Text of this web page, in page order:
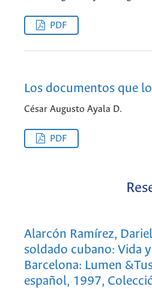
PDF
Los documentos que
César Augusto Ayala D.
PDF
Alarcón Ramírez,
soldado cubano: Vida
Barcelona: Lumen
español, 1997,